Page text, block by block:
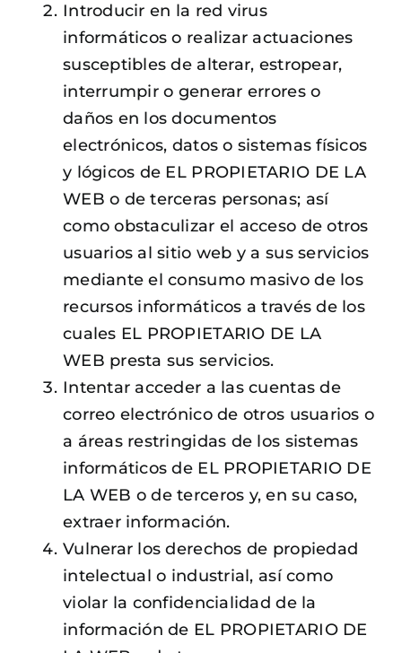
Introducir en la red virus
informáticos o realizar actuaciones
susceptibles de alterar, estropear,
interrumpir o generar errores o
daños en los documentos
electrónicos, datos o sistemas físicos
y lógicos de EL PROPIETARIO DE LA
WEB o de terceras personas; así
como obstaculizar el acceso de otros
usuarios al sitio web y a sus servicios
mediante el consumo masivo de los
recursos informáticos a través de los
cuales EL PROPIETARIO DE LA
WEB presta sus servicios.
Intentar acceder a las cuentas de
correo electrónico de otros usuarios o
a áreas restringidas de los sistemas
informáticos de EL PROPIETARIO DE
LA WEB o de terceros y, en su caso,
extraer información.
Vulnerar los derechos de propiedad
intelectual o industrial, así como
violar la confidencialidad de la
información de EL PROPIETARIO DE